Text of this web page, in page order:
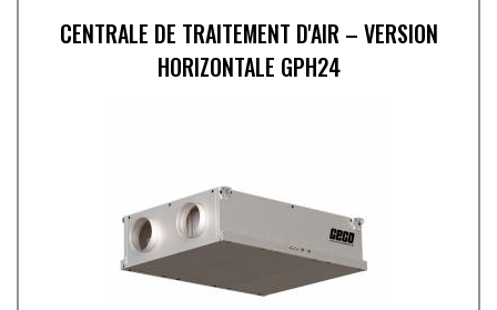
CENTRALE DE TRAITEMENT D'AIR – VERSION
HORIZONTALE GPH24